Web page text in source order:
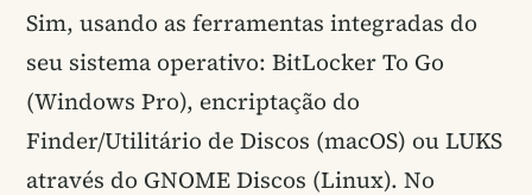
Sim, usando as ferramentas integradas do
seu sistema operativo: BitLocker To Go
(Windows Pro), encriptação do
Finder/Utilitário de Discos (macOS) ou LUKS
através do GNOME Discos (Linux). No